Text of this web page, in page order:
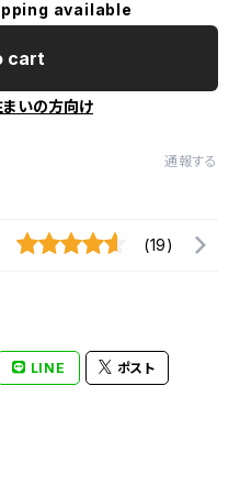
available
cart
いの方向け
通報する
(19)
LINE ポスト